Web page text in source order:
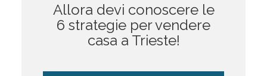
Allora devi conoscere le
6 strategie per vendere
casa a Trieste!